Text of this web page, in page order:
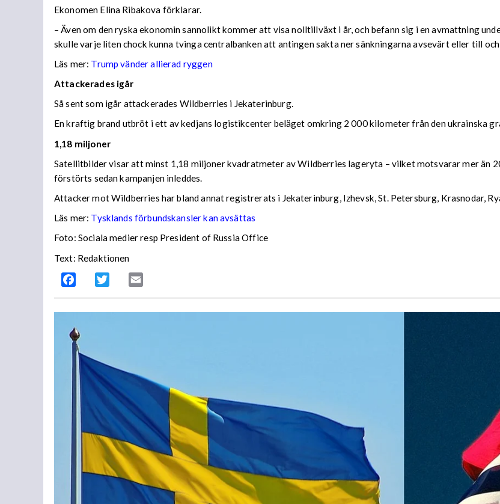
Ekonomen Elina Ribakova förklarar.
– Även om den ryska ekonomin sannolikt kommer att visa nolltillväxt i år, och befann sig i en avmattning
skulle varje liten chock kunna tvinga centralbanken att antingen sakta ner sänkningarna avsevärt eller till
Läs mer: Trump vänder allierad ryggen
Attackerades igår
Så sent som igår attackerades Wildberries i Jekaterinburg.
En kraftig brand utbröt i ett av kedjans logistikcenter beläget omkring 2 000 kilometer från den ukrainska
1,18 miljoner
Satellitbilder visar att minst 1,18 miljoner kvadratmeter av Wildberries lageryta – vilket motsvarar mer än
förstörts sedan kampanjen inleddes.
Attacker mot Wildberries har bland annat registrerats i Jekaterinburg, Izhevsk, St. Petersburg, Krasnodar,
Läs mer: Tysklands förbundskansler kan avsättas
Foto: Sociala medier resp President of Russia Office
Text: Redaktionen
Facebook Twitter